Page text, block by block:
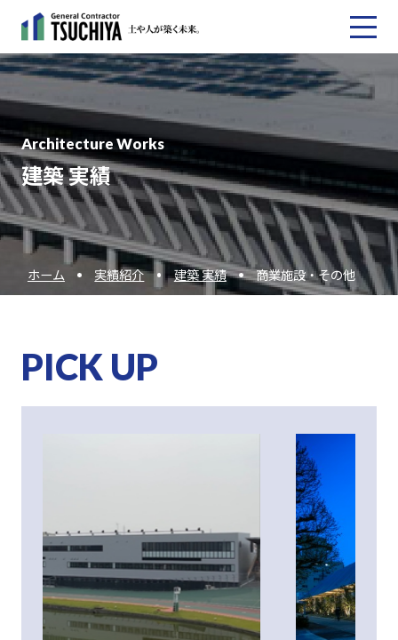
Architecture Works
建築 実績
ホーム 実績紹介 建築 実績 商業施設・その他
PICK UP